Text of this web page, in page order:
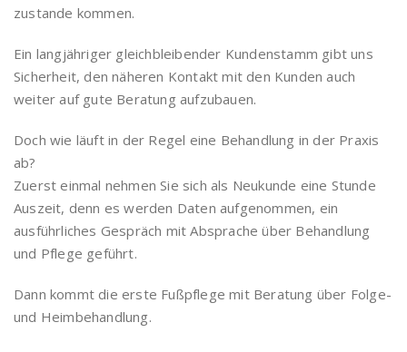
zustande kommen.
Ein langjähriger gleichbleibender Kundenstamm gibt uns
Sicherheit, den näheren Kontakt mit den Kunden auch
weiter auf gute Beratung aufzubauen.
Doch wie läuft in der Regel eine Behandlung in der Praxis
ab?
Zuerst einmal nehmen Sie sich als Neukunde eine Stunde
Auszeit, denn es werden Daten aufgenommen, ein
ausführliches Gespräch mit Absprache über Behandlung
und Pflege geführt.
Dann kommt die erste Fußpflege mit Beratung über Folge-
und Heimbehandlung.